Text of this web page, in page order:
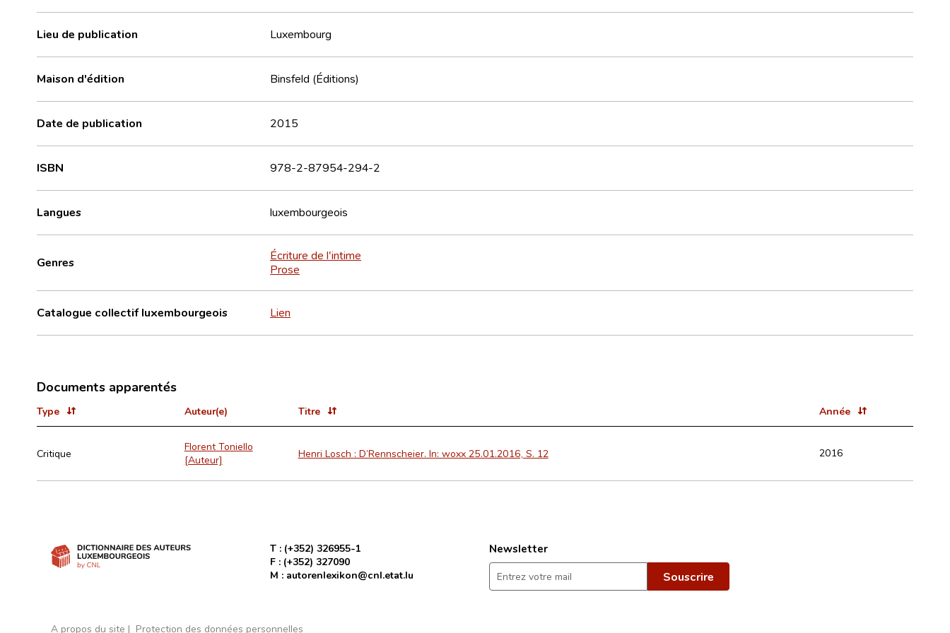
Lieu de publication Luxembourg
Maison d'édition Binsfeld (Éditions)
Date de publication 2015
ISBN 978-2-87954-294-2
Langues luxembourgeois
Genres
Écriture de l'intime
Prose
Catalogue collectif luxembourgeois Lien
Documents apparentés
Type Auteur(e) Titre Année
Critique
Florent Toniello
[Auteur]
Henri Losch : D’Rennscheier. In: woxx 25.01.2016, S. 12 2016
T : (+352) 326955-1
F : (+352) 327090
M : autorenlexikon@cnl.etat.lu
Newsletter
A propos du site Protection des données personnelles